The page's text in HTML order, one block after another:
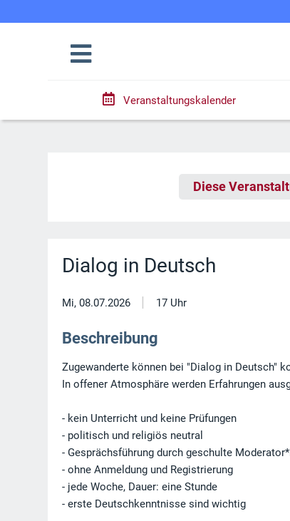
Veranstaltungskalender
Diese
Dialog in Deutsch
Mi, 08.07.2026 | 17 Uhr
Beschreibung
Zugewanderte können bei "Dialog in Deutsch"
In offener Atmosphäre werden Erfahrungen
- kein Unterricht und keine Prüfungen
- politisch und religiös neutral
- Gesprächsführung durch geschulte
- ohne Anmeldung und Registrierung
- jede Woche, Dauer: eine Stunde
- erste Deutschkenntnisse sind wichtig